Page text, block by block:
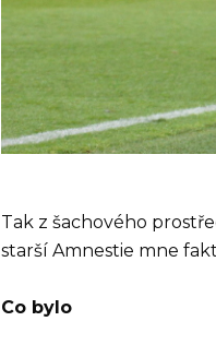
Tak z šachového
starší Amnestie mne
Co bylo